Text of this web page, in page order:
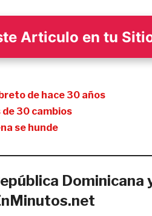
Articulo en tu
de hace 30 años
30 cambios
se hunde
Dominicana